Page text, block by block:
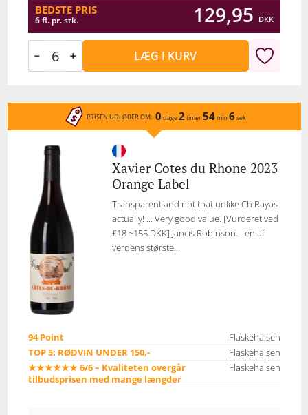
BEDSTE PRIS
6 fl. pr. stk. 129,95 DKK
LÆG I KURV
PRISEN UDLØBER OM: 0 dage2 timer54min 6 sek
Xavier Cotes du Rhone 2023
Orange Label
Transparent and not that unlike Ch Rayas
actually! ... Very good value. [Vurderet ved
£18 ~155 DKK] Jancis Robinson – en af
verdens største...
94 Point
Flaskehalsen
TOP 5: RØDVIN UNDER 150,-
Flaskehalsen
★★★★★★ 6/6 – Kvaliteten overgår
tilbudsprisen med mange længder
Flaskehalsen